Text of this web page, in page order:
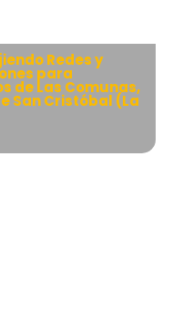
Redes y
para
de Las Comunas,
San Cristóbal (La